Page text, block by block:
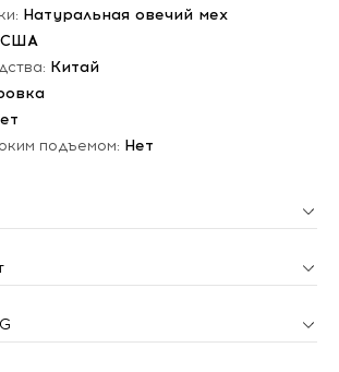
Натуральная овечий мех
США
Китай
подъемом: Нет